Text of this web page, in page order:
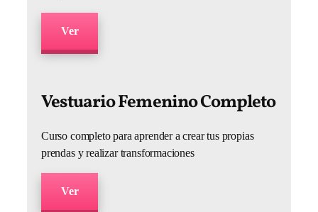
Ver
Vestuario Femenino Completo
Curso completo para aprender a crear tus propias
prendas y realizar transformaciones
Ver